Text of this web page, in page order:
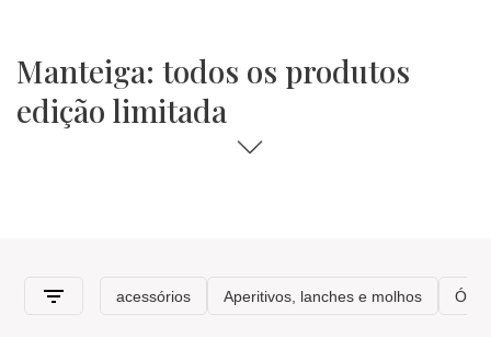
Manteiga: todos os produtos
edição limitada